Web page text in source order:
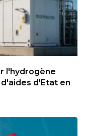
l'hydrogène
d'Etat en